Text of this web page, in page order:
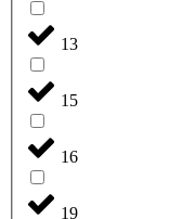
13
15
16
19